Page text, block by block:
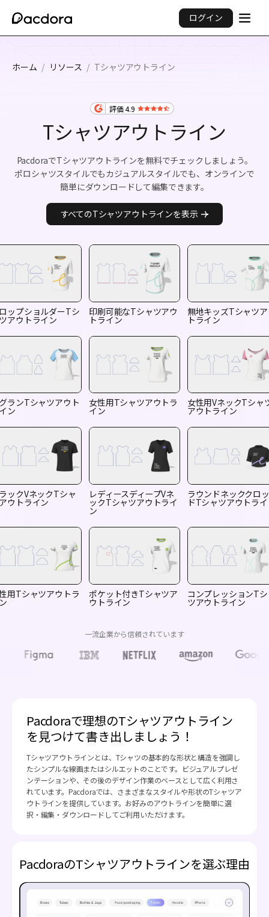
ログイン
ホーム / リソース / Tシャツアウトライン
評価 4.9
Tシャツアウトライン
PacdoraでTシャツアウトラインを無料でチェックしましょう。
ポロシャツスタイルでもカジュアルスタイルでも、オンラインで
簡単にダウンロードして編集できます。
すべてのTシャツアウトラインを表示
ップショルダーTシ
アウトライン
印刷可能なTシャツアウ
トライン
無地キッズTシャツ
トライン
ランTシャツアウト
ン
女性用Tシャツアウトラ
イン
女性用VネックTシャ
アウトライン
ックVネックTシャ
ウトライン
レディースディープVネ
ックTシャツアウトライ
ン
ラウンドネッククロ
ドTシャツアウトラ
用Tシャツアウトラ ポケット付きTシャツア
ウトライン
コンプレッションT
ツアウトライン
一流企業から信頼されています
Pacdoraで理想のTシャツアウトライン
を見つけて書き出しましょう！
Tシャツアウトラインとは、Tシャツの基本的な形状と構造を強調し
たシンプルな線画またはシルエットのことです。ビジュアルプレゼ
ンテーションや、その後のデザイン作業のベースとして広く利用さ
れています。Pacdoraでは、さまざまなスタイルや形状のTシャツア
ウトラインを提供しています。お好みのアウトラインを簡単に選
択・編集・ダウンロードしてご利用いただけます。
PacdoraのTシャツアウトラインを選ぶ理由